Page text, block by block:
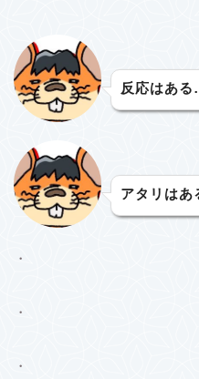
反応はある
アタリはあ
・
・
・